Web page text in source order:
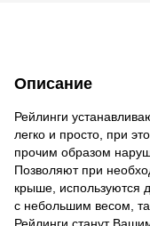
Описание
Рейлинги
легко и просто, при
прочим образом
Позволяют при
крыше, используются
с небольшим весом,
Рейлинги станут